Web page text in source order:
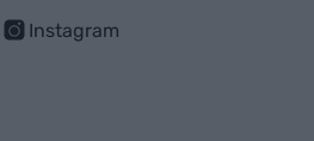
Instagram